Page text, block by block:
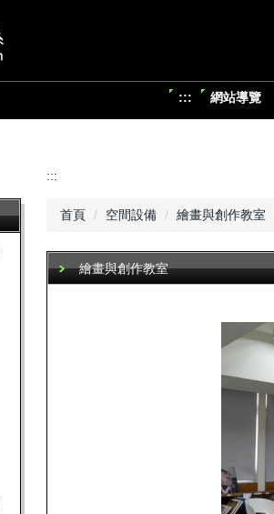
::: 網站導覽
:::
首頁 空間設備 繪畫與創作教室
繪畫與創作教室